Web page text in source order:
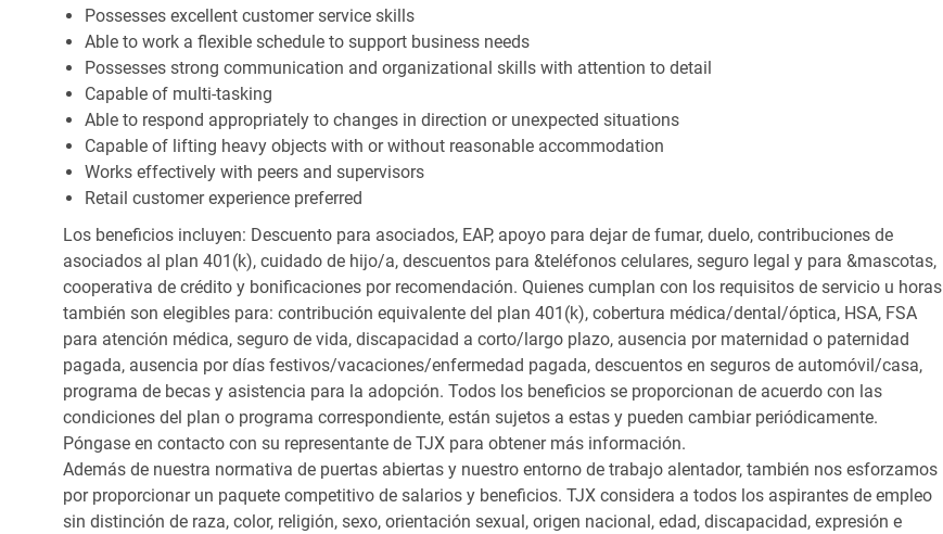
Possesses excellent customer service skills
Able to work a flexible schedule to support business needs
Possesses strong communication and organizational skills with attention to detail
Capable of multi-tasking
Able to respond appropriately to changes in direction or unexpected situations
Capable of lifting heavy objects with or without reasonable accommodation
Works effectively with peers and supervisors
Retail customer experience preferred
Los beneficios incluyen: Descuento para asociados, EAP, apoyo para dejar de fumar, duelo, contribuciones de
asociados al plan 401(k), cuidado de hijo/a, descuentos para &teléfonos celulares, seguro legal y para &mascotas,
cooperativa de crédito y bonificaciones por recomendación. Quienes cumplan con los requisitos de servicio u horas
también son elegibles para: contribución equivalente del plan 401(k), cobertura médica/dental/óptica, HSA, FSA
para atención médica, seguro de vida, discapacidad a corto/largo plazo, ausencia por maternidad o paternidad
pagada, ausencia por días festivos/vacaciones/enfermedad pagada, descuentos en seguros de automóvil/casa,
programa de becas y asistencia para la adopción. Todos los beneficios se proporcionan de acuerdo con las
condiciones del plan o programa correspondiente, están sujetos a estas y pueden cambiar periódicamente.
Póngase en contacto con su representante de TJX para obtener más información.
Además de nuestra normativa de puertas abiertas y nuestro entorno de trabajo alentador, también nos esforzamos
por proporcionar un paquete competitivo de salarios y beneficios. TJX considera a todos los aspirantes de empleo
sin distinción de raza, color, religión, sexo, orientación sexual, origen nacional, edad, discapacidad, expresión e